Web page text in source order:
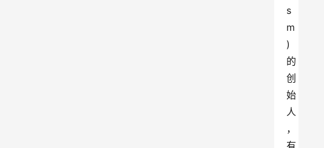
s
m
)
的
创
始
人
，
有